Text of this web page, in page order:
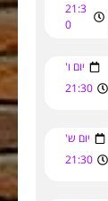
21:3
0
יום ו'
21:30
יום ש'
21:30